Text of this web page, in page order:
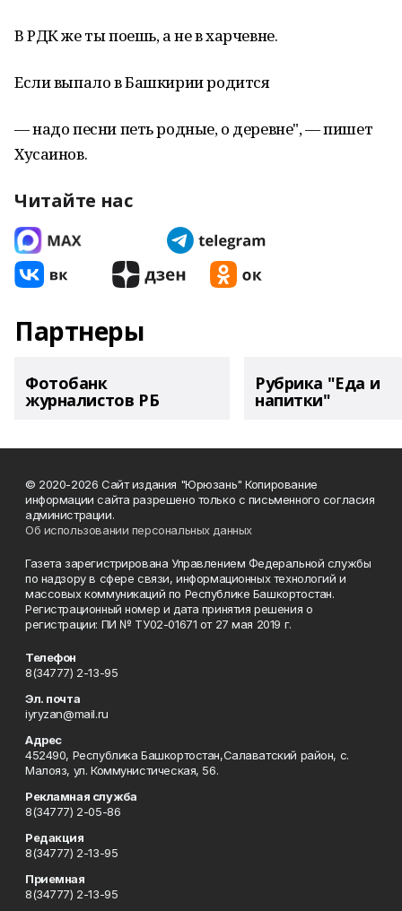
В РДК же ты поешь, а не в харчевне.
Если выпало в Башкирии родится
— надо песни петь родные, о деревне", — пишет
Хусаинов.
Читайте нас
Партнеры
Фотобанк
журналистов РБ
Рубрика "Еда и
напитки"
© 2020-2026 Сайт издания "Юрюзань" Копирование
информации сайта разрешено только с письменного согласия
администрации.
Об использовании персональных данных
Газета зарегистрирована Управлением Федеральной службы
по надзору в сфере связи, информационных технологий и
массовых коммуникаций по Республике Башкортостан.
Регистрационный номер и дата принятия решения о
регистрации: ПИ № ТУ02-01671 от 27 мая 2019 г.
Телефон
8(34777) 2-13-95
Эл. почта
iyryzan@mail.ru
Адрес
452490, Республика Башкортостан,Салаватский район, с.
Малояз, ул. Коммунистическая, 56.
Рекламная служба
8(34777) 2-05-86
Редакция
8(34777) 2-13-95
Приемная
8(34777) 2-13-95